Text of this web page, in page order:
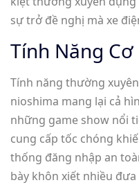
sự trở đề nghị mà xe
Tính Năng Cơ
Tính năng thường
nioshima mang lại cả
những game show nổi
cung cấp tốc chóng
thống đăng nhập an
bày khôn xiết nhiều